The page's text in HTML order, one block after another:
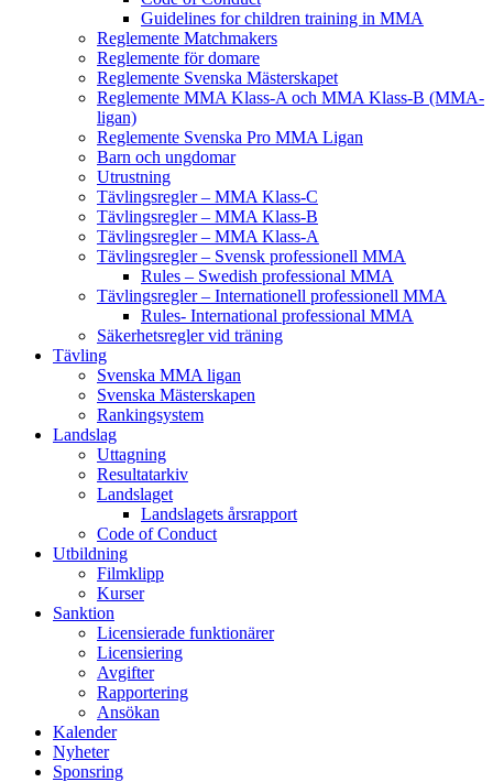
Guidelines for children training in MMA
Reglemente Matchmakers
Reglemente för domare
Reglemente Svenska Mästerskapet
Reglemente MMA Klass-A och MMA Klass-B (MMA-
ligan)
Reglemente Svenska Pro MMA Ligan
Barn och ungdomar
Utrustning
Tävlingsregler – MMA Klass-C
Tävlingsregler – MMA Klass-B
Tävlingsregler – MMA Klass-A
Tävlingsregler – Svensk professionell MMA
Rules – Swedish professional MMA
Tävlingsregler – Internationell professionell MMA
Rules- International professional MMA
Säkerhetsregler vid träning
Tävling
Svenska MMA ligan
Svenska Mästerskapen
Rankingsystem
Landslag
Uttagning
Resultatarkiv
Landslaget
Landslagets årsrapport
Code of Conduct
Utbildning
Filmklipp
Kurser
Sanktion
Licensierade funktionärer
Licensiering
Avgifter
Rapportering
Ansökan
Kalender
Nyheter
Sponsring